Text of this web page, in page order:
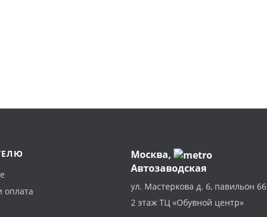
оплата
Москва,
Автозаводская
ул. Мастеркова д. 6, павильон 66
2 этаж ТЦ «Обувной центр»